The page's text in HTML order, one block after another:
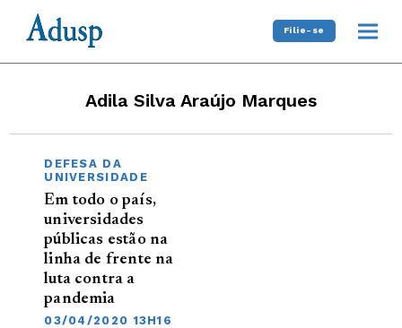
Filie-se
Adila Silva Araújo Marques
DEFESA DA
UNIVERSIDADE
Em todo o país,
universidades
públicas estão na
linha de frente na
luta contra a
pandemia
03/04/2020 13H16